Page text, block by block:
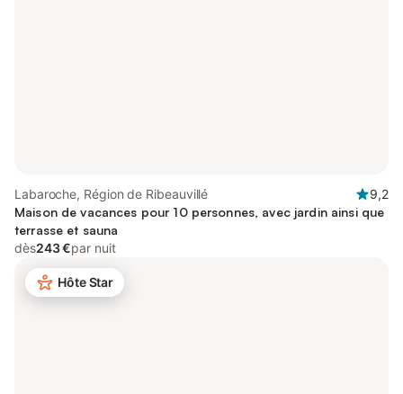
Labaroche, Région de Ribeauvillé
9,2
Maison de vacances pour 10 personnes, avec jardin ainsi que
terrasse et sauna
dès243 €par nuit
Hôte Star